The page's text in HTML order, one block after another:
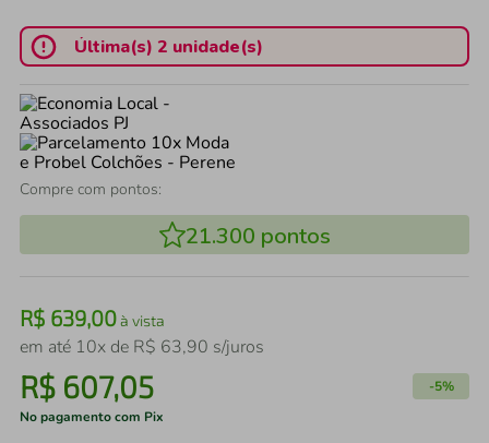
Última(s) 2 unidade(s)
Compre com pontos:
21.300 pontos
R$ 639,00à vista
em até 10x de R$ 63,90 s/juros
R$ 607,05 -5%
No pagamento com Pix